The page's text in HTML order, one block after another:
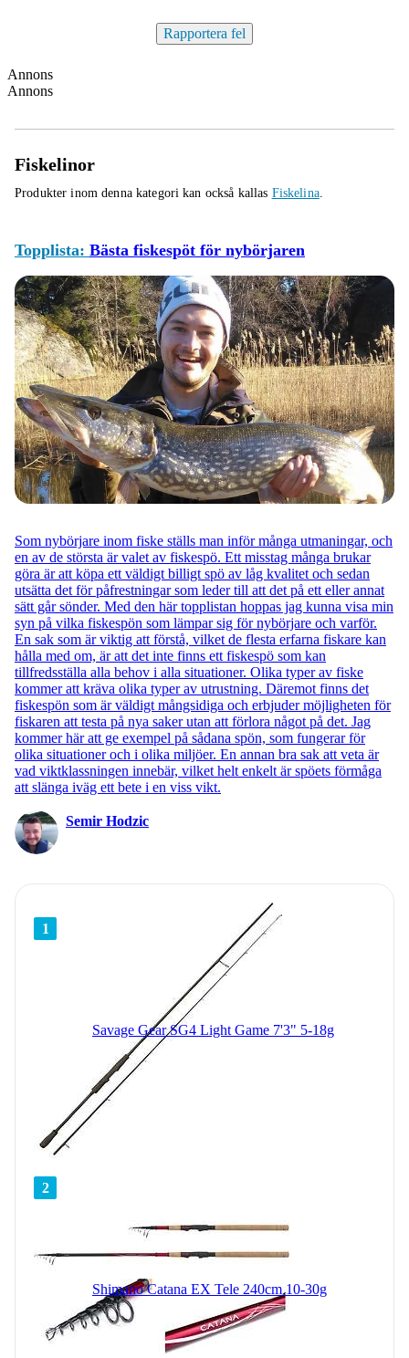
Rapportera fel
Annons
Annons
Fiskelinor
Produkter inom denna kategori kan också kallas Fiskelina.
Topplista: Bästa fiskespöt för nybörjaren
Som nybörjare inom fiske ställs man inför många utmaningar, och
en av de största är valet av fiskespö. Ett misstag många brukar
göra är att köpa ett väldigt billigt spö av låg kvalitet och sedan
utsätta det för påfrestningar som leder till att det på ett eller annat
sätt går sönder. Med den här topplistan hoppas jag kunna visa min
syn på vilka fiskespön som lämpar sig för nybörjare och varför.
En sak som är viktig att förstå, vilket de flesta erfarna fiskare kan
hålla med om, är att det inte finns ett fiskespö som kan
tillfredsställa alla behov i alla situationer. Olika typer av fiske
kommer att kräva olika typer av utrustning. Däremot finns det
fiskespön som är väldigt mångsidiga och erbjuder möjligheten för
fiskaren att testa på nya saker utan att förlora något på det. Jag
kommer här att ge exempel på sådana spön, som fungerar för
olika situationer och i olika miljöer. En annan bra sak att veta är
vad viktklassningen innebär, vilket helt enkelt är spöets förmåga
att slänga iväg ett bete i en viss vikt.
Semir Hodzic
1
Savage Gear SG4 Light Game 7'3" 5-18g
2
Shimano Catana EX Tele 240cm 10-30g